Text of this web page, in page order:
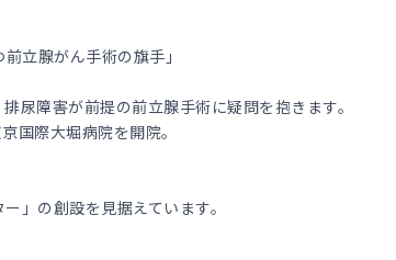
立腺がん手術の旗手」
尿障害が前提の前立腺手術に疑問を抱きます。
国際大堀病院を開院。
」の創設を見据えています。